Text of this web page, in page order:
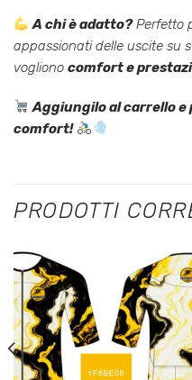
A chi è adatto?Perfetto
appassionati delle uscite su
vogliono comfort e
Aggiungilo al carrello e
comfort!
PRODOTTI